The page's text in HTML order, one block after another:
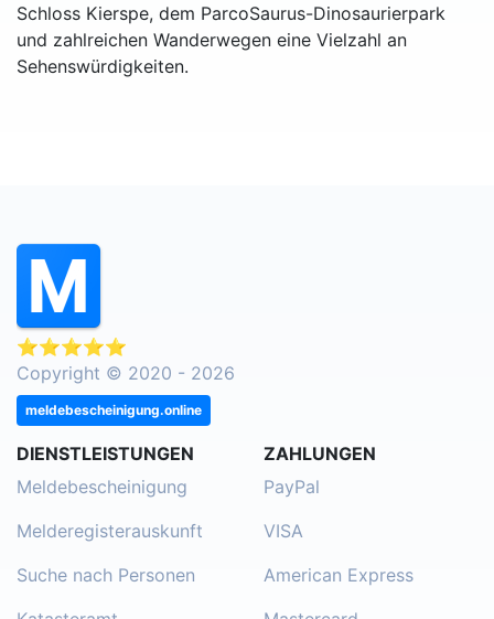
Schloss Kierspe, dem ParcoSaurus-Dinosaurierpark
und zahlreichen Wanderwegen eine Vielzahl an
Sehenswürdigkeiten.
⭐⭐⭐⭐⭐
Copyright © 2020 - 2026
meldebescheinigung.online
DIENSTLEISTUNGEN
Meldebescheinigung
Melderegisterauskunft
Suche nach Personen
ZAHLUNGEN
PayPal
VISA
American Express